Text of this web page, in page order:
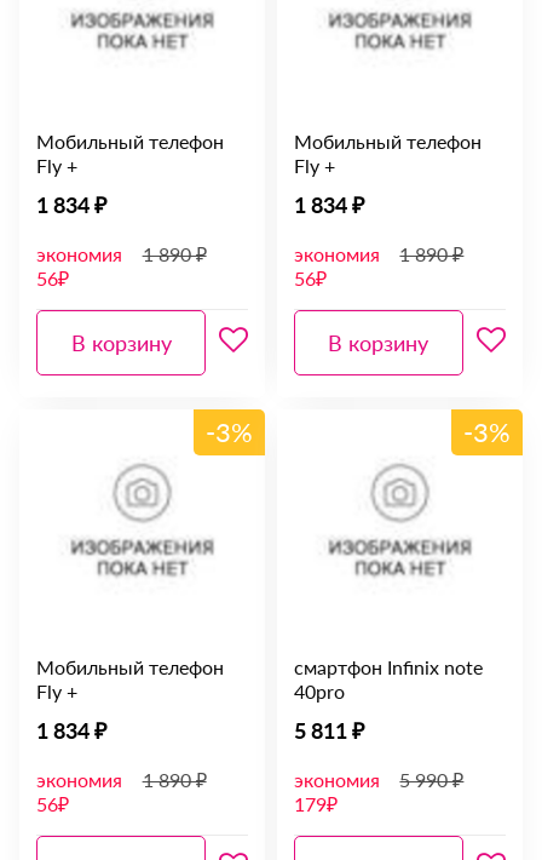
Мобильный телефон
Fly +
1 834 ₽
экономия
56₽
1 890 ₽
В корзину
Мобильный телефон
Fly +
1 834 ₽
экономия
56₽
1 890 ₽
В корзину
-3%
Мобильный телефон
Fly +
1 834 ₽
экономия
56₽
1 890 ₽
-3%
смартфон Infinix note
40pro
5 811 ₽
экономия
179₽
5 990 ₽